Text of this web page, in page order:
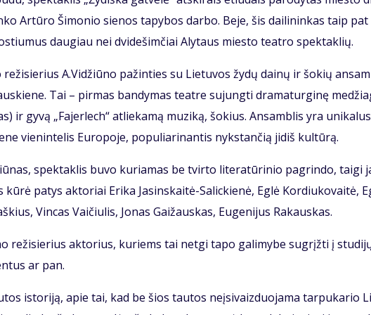
Ar­tū­ro Ši­mo­nio sie­nos ta­py­bos dar­bo. Be­je, šis dai­li­nin­kas taip
dau­giau nei dvi­de­šim­čiai Aly­taus mies­to te­at­ro spek­tak­lių.
A.Vi­džiū­no pa­žin­ties su Lie­tu­vos žy­dų dai­nų ir šo­kių
Tai – pir­mas ban­dy­mas te­at­re su­jung­ti dra­ma­tur­gi­nę
ir gy­vą „Fa­jer­lech“ at­lie­ka­mą mu­zi­ką, šo­kius. An­sam­blis yra
vie­nin­te­lis Eu­ro­po­je, po­pu­lia­ri­nan­tis nyks­tan­čią ji­diš kul­tū­rą.
spek­tak­lis bu­vo ku­ria­mas be tvir­to li­te­ra­tū­ri­nio pa­grin­do, tai­gi
pa­tys ak­to­riai Eri­ka Ja­sins­kai­tė-Sa­lic­kie­nė, Eg­lė Kor­diu­ko­vai­tė,
Vin­cas Vai­čiu­lis, Jo­nas Gai­žaus­kas, Eu­ge­ni­jus Ra­kaus­kas.
re­ži­sie­rius ak­to­rius, ku­riems tai net­gi ta­po ga­li­my­be su­grįž­ti į
ar pan.
is­to­ri­ją, apie tai, kad be šios tau­tos ne­įsi­vaiz­duo­ja­ma tar­pu­ka­rio